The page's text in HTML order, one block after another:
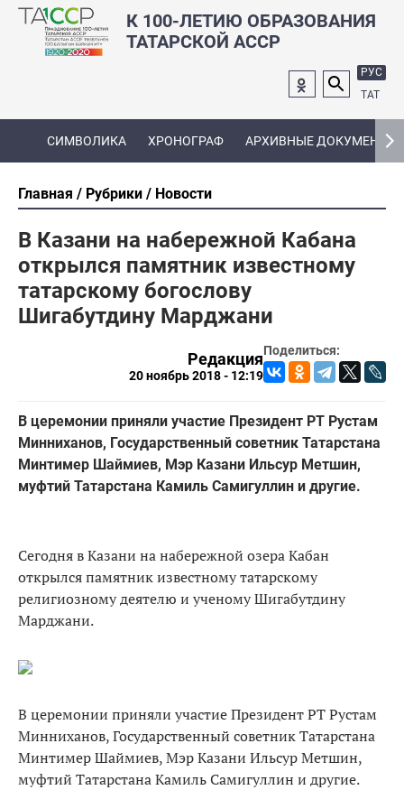
К 100-ЛЕТИЮ ОБРАЗОВАНИЯ
ТАТАРСКОЙ АССР
РУС
ТАТ
СИМВОЛИКА ХРОНОГРАФ АРХИВНЫЕ ДОКУМЕНТЫ
Главная Рубрики Новости
В Казани на набережной Кабана
открылся памятник известному
татарскому богослову
Шигабутдину Марджани
Поделиться:
Редакция
20 ноябрь 2018 - 12:19
В церемонии приняли участие Президент РТ Рустам
Минниханов, Государственный советник Татарстана
Минтимер Шаймиев, Мэр Казани Ильсур Метшин,
муфтий Татарстана Камиль Самигуллин и другие.
Сегодня в Казани на набережной озера Кабан
открылся памятник известному татарскому
религиозному деятелю и ученому Шигабутдину
Марджани.
В церемонии приняли участие Президент РТ Рустам
Минниханов, Государственный советник Татарстана
Минтимер Шаймиев, Мэр Казани Ильсур Метшин,
муфтий Татарстана Камиль Самигуллин и другие.